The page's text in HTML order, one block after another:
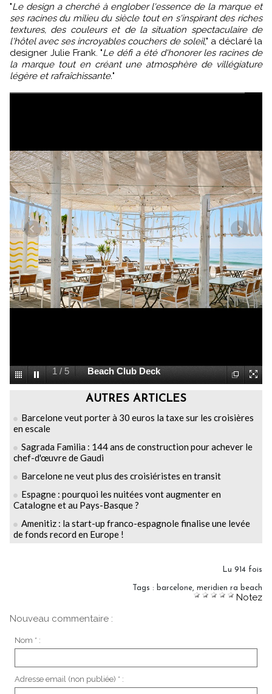
"Le design a cherché à englober l'essence de la marque et
ses racines du milieu du siècle tout en s'inspirant des riches
textures, des couleurs et de la situation spectaculaire de
l'hôtel avec ses incroyables couchers de soleil," a déclaré la
designer Julie Frank. "Le défi a été d'honorer les racines de
la marque tout en créant une atmosphère de villégiature
légère et rafraîchissante."
1 / 5 Beach Club Deck
AUTRES ARTICLES
Barcelone veut porter à 30 euros la taxe sur les croisières
en escale
Sagrada Familia : 144 ans de construction pour achever le
chef-d'œuvre de Gaudi
Barcelone ne veut plus des croisiéristes en transit
Espagne : pourquoi les nuitées vont augmenter en
Catalogne et au Pays-Basque ?
Amenitiz : la start-up franco-espagnole finalise une levée
de fonds record en Europe !
Lu 914 fois
Tags : barcelone, meridien ra beach
Notez
Nouveau commentaire :
Nom * :
Adresse email (non publiée) * :